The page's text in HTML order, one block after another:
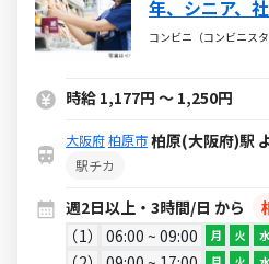
年、シニア、
活躍中!!
コンビニ（コンビニスタ
時給 1,177円 ～ 1,250円
大阪府柏原市柏原(大阪府)駅
駅チカ
週2日以上・3時間/日 から
1
06:00 ~ 09:00 月 火 水
月 火 水